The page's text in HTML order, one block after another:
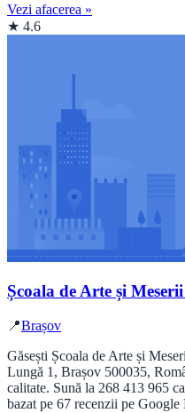
Vezi afacerea »
★ 4.6
Școala de Arte și
📍Brașov
Găsești Școala de Arte și
Lungă 1, Brașov 500035,
calitate. Sună la 268 413 965
bazat pe 67 recenzii pe Google